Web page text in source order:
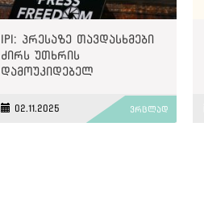
IPI: პრესაზე თავდასხმები
ძირს უთხრის
დამოუკიდებელ
თავისუფალ
საზოგადოებებს ტირანიისა
02.11.2025 ვრცლად